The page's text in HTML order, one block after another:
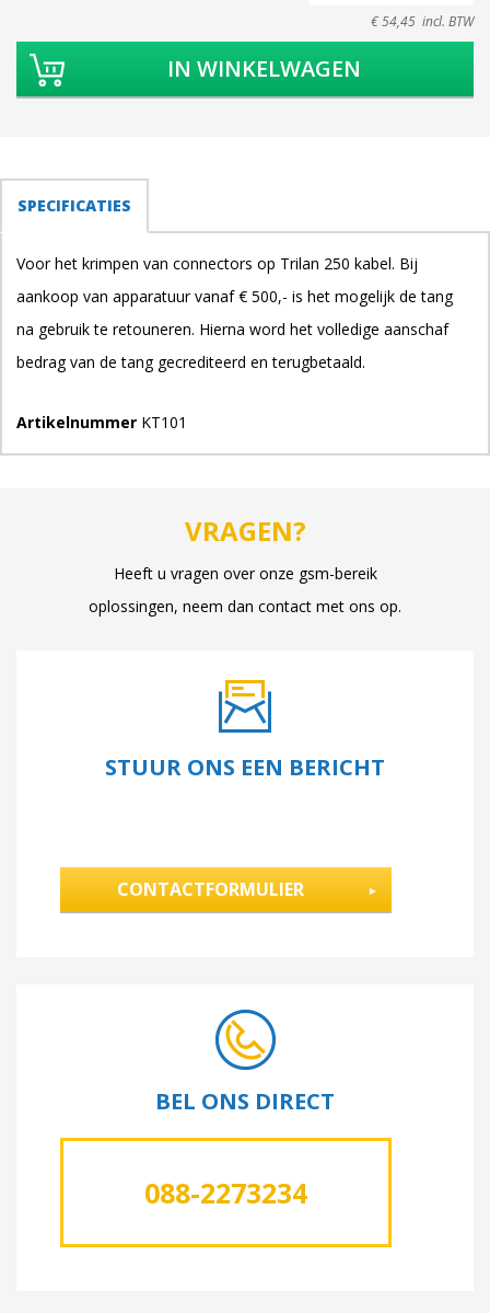
€ 54,45 incl. BTW
SPECIFICATIES
TABBLAD)
Voor het krimpen van connectors op Trilan 250 kabel. Bij
aankoop van apparatuur vanaf € 500,- is het mogelijk de tang
na gebruik te retouneren. Hierna word het volledige aanschaf
bedrag van de tang gecrediteerd en terugbetaald.
Artikelnummer KT101
VRAGEN?
Heeft u vragen over onze gsm-bereik
oplossingen, neem dan contact met ons op.
STUUR ONS EEN BERICHT
CONTACTFORMULIER
BEL ONS DIRECT
088-2273234